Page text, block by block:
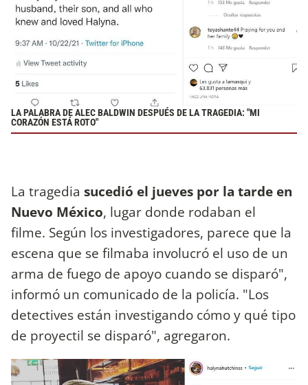
LA PALABRA DE ALEC BALDWIN DESPUÉS DE LA TRAGEDIA: "MI
CORAZÓN ESTÁ ROTO"
La tragedia sucedió el jueves por la tarde en
Nuevo México, lugar donde rodaban el
filme. Según los investigadores, parece que la
escena que se filmaba involucró el uso de un
arma de fuego de apoyo cuando se disparó",
informó un comunicado de la policía. "Los
detectives están investigando cómo y qué tipo
de proyectil se disparó", agregaron.